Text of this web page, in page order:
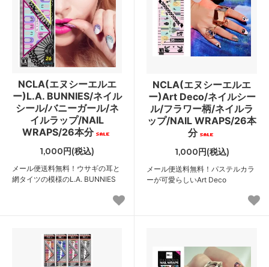
NCLA(エヌシーエルエ
ー)L.A. BUNNIES/ネイル
シール/バニーガール/ネ
イルラップ/NAIL
WRAPS/26本分
1,000円(税込)
メール便送料無料！ウサギの耳と
網タイツの模様のL.A. BUNNIES
NCLA(エヌシーエルエ
ー)Art Deco/ネイルシー
ル/フラワー柄/ネイルラ
ップ/NAIL WRAPS/26本
分
1,000円(税込)
メール便送料無料！パステルカラ
ーが可愛らしいArt Deco